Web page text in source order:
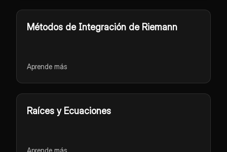
Métodos de Integración de Riemann
Aprende más
Raíces y Ecuaciones
Aprende más